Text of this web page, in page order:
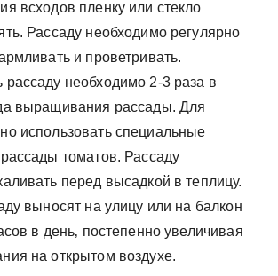
всходов пленку или стекло
Рассаду необходимо регулярно
и проветривать.
рассаду необходимо 2-3 раза в
выращивания рассады. Для
использовать специальные
томатов. Рассаду
перед высадкой в теплицу.
выносят на улицу или на балкон
в день‚ постепенно увеличивая
на открытом воздухе.